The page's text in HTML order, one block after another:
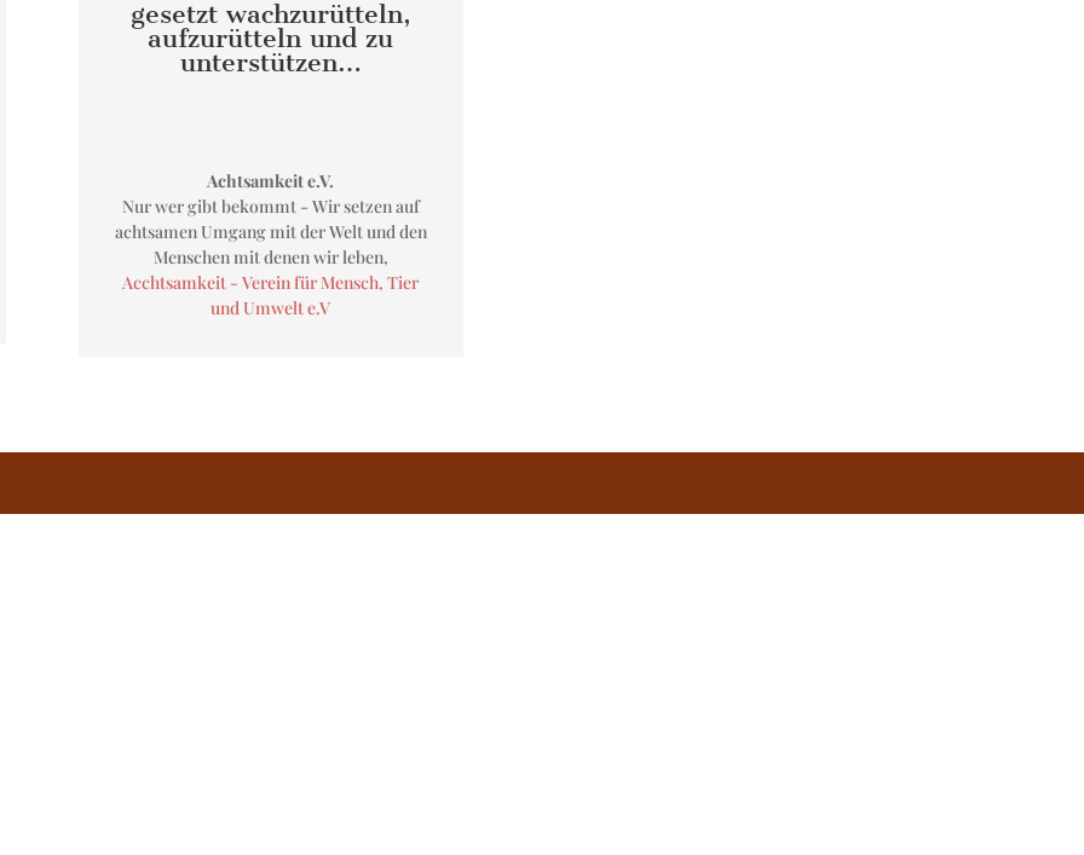
gesetzt wachzurütteln,
aufzurütteln und zu
unterstützen…
Achtsamkeit e.V.
Nur wer gibt bekommt - Wir setzen auf
achtsamen Umgang mit der Welt und den
Menschen mit denen wir leben,
Acchtsamkeit - Verein für Mensch, Tier
und Umwelt e.V